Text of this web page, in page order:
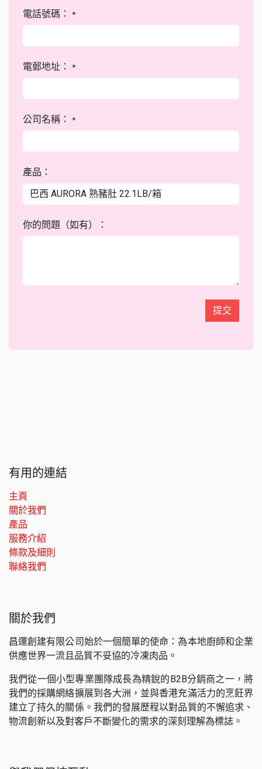
電話號碼： *
電郵地址： *
公司名稱： *
產品：
你的問題（如有）：
提交
有用的連結
主頁
關於我們
產品
服務介紹
條款及細則
聯絡我們
關於我們
昌運創建有限公司始於一個簡單的使命：為本地廚師和企業
供應世界一流且品質不妥協的冷凍肉品。
我們從一個小型專業團隊成長為精銳的B2B分銷商之一，將
我們的採購網絡擴展到各大洲，並與香港充滿活力的烹飪界
建立了持久的關係。我們的發展歷程以對品質的不懈追求、
物流創新以及對客戶不斷變化的需求的深刻理解為標誌。